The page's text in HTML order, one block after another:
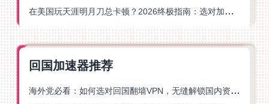
在美国玩天涯明月刀总卡顿？2026终极指南：选对加速器让你丝滑连招
回国加速器推荐
海外党必看：如何选对回国翻墙VPN，无缝解锁国内资源？